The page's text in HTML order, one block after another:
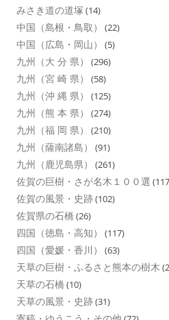
みさき道の道塚 (14)
中国（島根・鳥取） (22)
中国（広島・岡山） (5)
九州（大 分 県） (296)
九州（宮 崎 県） (58)
九州（沖 縄 県） (125)
九州（熊 本 県） (274)
九州（福 岡 県） (210)
九州（薩南諸島） (91)
九州（鹿児島県） (261)
佐賀の巨樹・さが名木１００選
佐賀の風景・史跡(102)
佐賀県の石橋 (26)
四国（徳島・高知） (117)
四国（愛媛・香川） (63)
天草の巨樹・ふるさと熊本の樹木
天草の石橋 (10)
天草の風景・史跡(31)